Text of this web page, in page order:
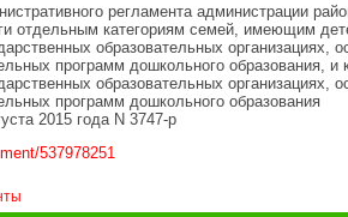
регламента администрации
отдельным категориям семей, имеющим
образовательных
программ дошкольного образования,
образовательных
программ дошкольного образования
2015 года N 3747-р
537978251